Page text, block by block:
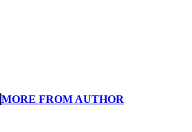
MORE FROM AUTHOR